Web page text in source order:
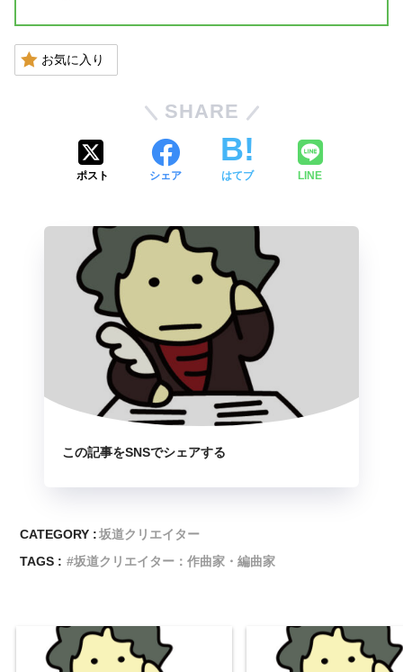
お気に入り
SHARE
ポスト シェア はてブ LINE
この記事をSNSでシェアする
CATEGORY : 坂道クリエイター
TAGS :
坂道クリエイター：作曲家・編曲家